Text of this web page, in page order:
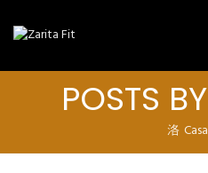
POSTS BY
Casa